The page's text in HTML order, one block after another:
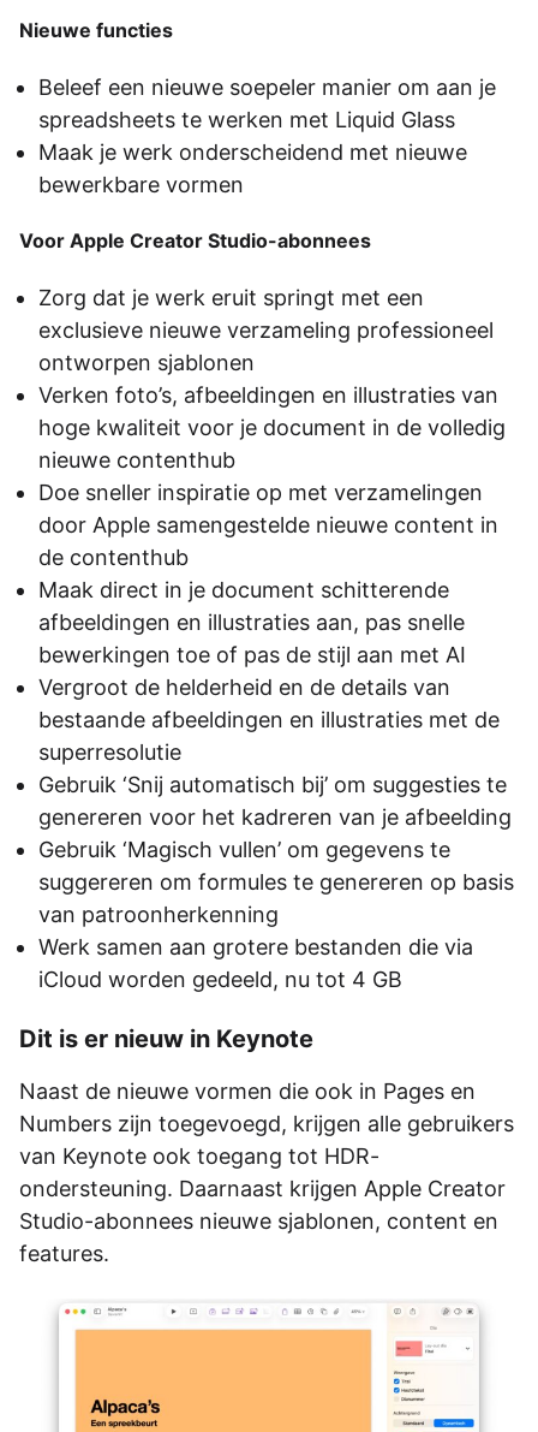
Nieuwe functies
Beleef een nieuwe soepeler manier om aan je
spreadsheets te werken met Liquid Glass
Maak je werk onderscheidend met nieuwe
bewerkbare vormen
Voor Apple Creator Studio-abonnees
Zorg dat je werk eruit springt met een
exclusieve nieuwe verzameling professioneel
ontworpen sjablonen
Verken foto’s, afbeeldingen en illustraties van
hoge kwaliteit voor je document in de volledig
nieuwe contenthub
Doe sneller inspiratie op met verzamelingen
door Apple samengestelde nieuwe content in
de contenthub
Maak direct in je document schitterende
afbeeldingen en illustraties aan, pas snelle
bewerkingen toe of pas de stijl aan met AI
Vergroot de helderheid en de details van
bestaande afbeeldingen en illustraties met de
superresolutie
Gebruik ‘Snij automatisch bij’ om suggesties te
genereren voor het kadreren van je afbeelding
Gebruik ‘Magisch vullen’ om gegevens te
suggereren om formules te genereren op basis
van patroonherkenning
Werk samen aan grotere bestanden die via
iCloud worden gedeeld, nu tot 4 GB
Dit is er nieuw in Keynote
Naast de nieuwe vormen die ook in Pages en
Numbers zijn toegevoegd, krijgen alle gebruikers
van Keynote ook toegang tot HDR-
ondersteuning. Daarnaast krijgen Apple Creator
Studio-abonnees nieuwe sjablonen, content en
features.